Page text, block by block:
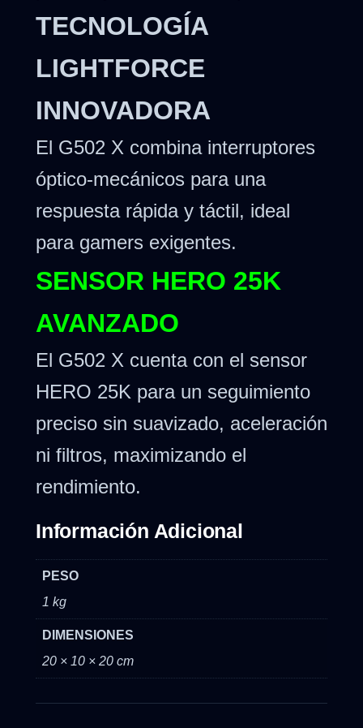
TECNOLOGÍA
LIGHTFORCE
INNOVADORA
El G502 X combina interruptores
óptico-mecánicos para una
respuesta rápida y táctil, ideal
para gamers exigentes.
SENSOR HERO 25K
AVANZADO
El G502 X cuenta con el sensor
HERO 25K para un seguimiento
preciso sin suavizado, aceleración
ni filtros, maximizando el
rendimiento.
Información Adicional
PESO
1 kg
DIMENSIONES
20 × 10 × 20 cm